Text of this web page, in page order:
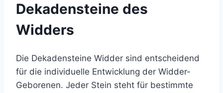
Dekadensteine des
Widders
Die Dekadensteine Widder sind entscheidend
für die individuelle Entwicklung der Widder-
Geborenen. Jeder Stein steht für bestimmte